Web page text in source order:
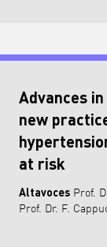
Advances
new
at risk
Altavoces Prof.
Prof. Dr. F.